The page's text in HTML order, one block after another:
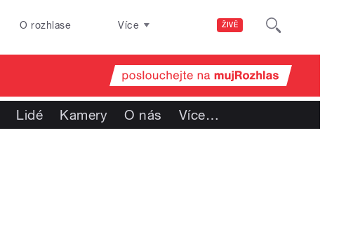
ŽIVĚ
O rozhlase Více
Lidé Kamery O nás Více…